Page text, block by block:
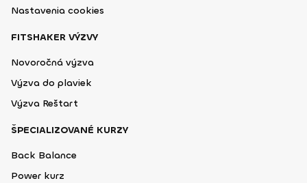
Nastavenia cookies
FITSHAKER VÝZVY
Novoročná výzva
Výzva do plaviek
Výzva Reštart
ŠPECIALIZOVANÉ KURZY
Back Balance
Power kurz